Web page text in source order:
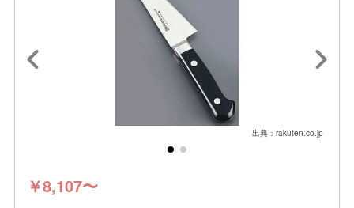
出典：rakuten.co.jp
￥8,107〜